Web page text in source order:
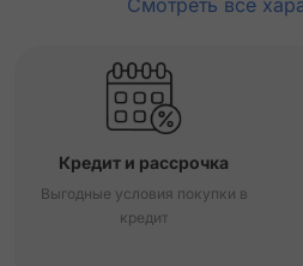
Смотреть все
Кредит и рассрочка
Выгодные условия покупки в
кредит